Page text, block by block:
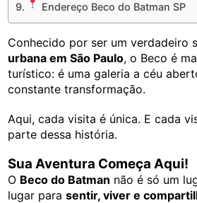
Endereço Beco do Batman SP
Conhecido por ser um verdadeiro
urbana em São Paulo, o Beco é
turístico: é uma galeria a céu
constante transformação.
Aqui, cada visita é única. E cada
parte dessa história.
Sua Aventura Começa Aqui!
O Beco do Batman não é só um
lugar parasentir, viver e